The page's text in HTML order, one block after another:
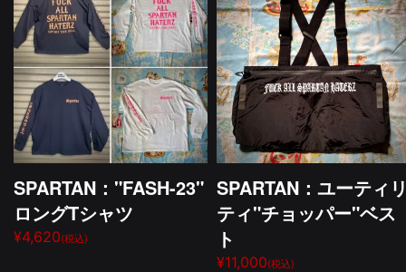
SPARTAN："FASH-23"
ロングTシャツ
¥4,620(税込)
SPARTAN：ユーティ
ティ"チョッパー"ベス
ト
¥11,000(税込)